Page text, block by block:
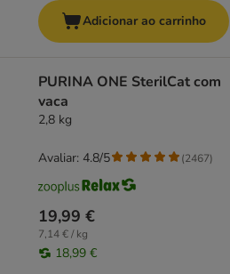
Adicionar ao carrinho
PURINA ONE SterilCat com
vaca
2,8 kg
19,99 €
7,14 € / kg
18,99 €
Avaliar: 4.8/5 (2467)